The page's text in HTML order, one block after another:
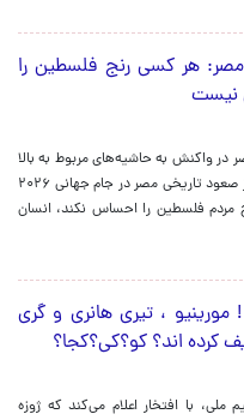
مصر: هر کسی رنج فلسطین را
نیست
در واکنش به حاشیه‌های مربوط به بالا
بردن پرچم فلسطین پس از صعود تاریخی مصر در جام جهانی ۲۰۲۶
مردم فلسطین را احساس نکند، انسان
مورینیو ، تیری هانری و گری
کرده اند؟ کو؟کی؟کجا؟
ملی، با افتخار اعلام می‌کند که ژوزه